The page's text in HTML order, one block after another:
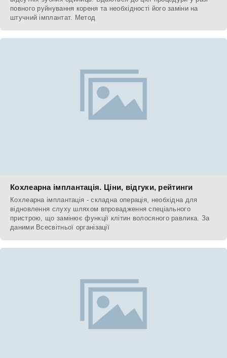
повного руйнування кореня та необхідності його заміни на
штучний імплантат. Метод
Кохлеарна імплантація. Ціни, відгуки, рейтинги
Кохлеарна імплантація - складна операція, необхідна для
відновлення слуху шляхом впровадження спеціального
пристрою, що замінює функції клітин волосяного равлика. За
даними Всесвітньої організації